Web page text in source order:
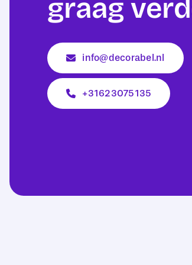
graag
info@decorabel.nl
+31623075135